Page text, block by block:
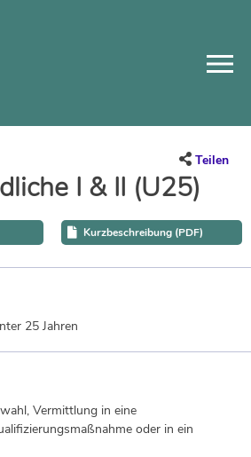
I & II (U25)
Teilen
Kurzbeschreibung (PDF)
25 Jahren
Vermittlung in eine
oder in ein